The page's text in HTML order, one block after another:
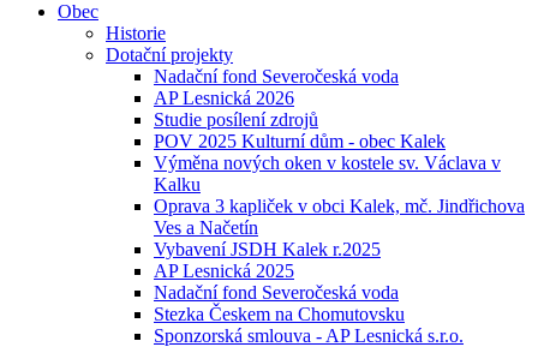
Obec
Historie
Dotační projekty
Nadační fond Severočeská voda
AP Lesnická 2026
Studie posílení zdrojů
POV 2025 Kulturní dům - obec Kalek
Výměna nových oken v kostele sv. Václava v
Kalku
Oprava 3 kapliček v obci Kalek, mč. Jindřichova
Ves a Načetín
Vybavení JSDH Kalek r.2025
AP Lesnická 2025
Nadační fond Severočeská voda
Stezka Českem na Chomutovsku
Sponzorská smlouva - AP Lesnická s.r.o.